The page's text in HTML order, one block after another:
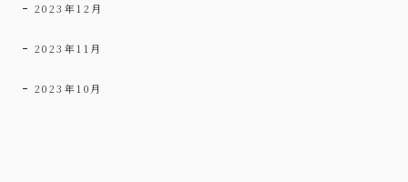
2023年12月
2023年11月
2023年10月